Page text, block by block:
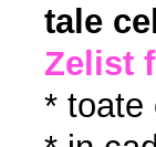
tale
Zelist
* toate